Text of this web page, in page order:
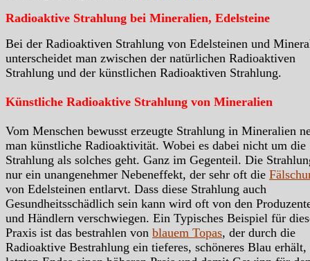
Radioaktive Strahlung bei Mineralien, Edelsteine
Bei der Radioaktiven Strahlung von Edelsteinen und
unterscheidet man zwischen der natürlichen Radioaktiven
Strahlung und der künstlichen Radioaktiven Strahlung.
Künstliche Radioaktive Strahlung von Mineralien
Vom Menschen bewusst erzeugte Strahlung in Mineralien
man künstliche Radioaktivität. Wobei es dabei nicht um die
Strahlung als solches geht. Ganz im Gegenteil. Die
nur ein unangenehmer Nebeneffekt, der sehr oft die
von Edelsteinen entlarvt. Dass diese Strahlung auch
Gesundheitsschädlich sein kann wird oft von den
und Händlern verschwiegen. Ein Typisches Beispiel für
Praxis ist das bestrahlen von blauem Topas, der durch die
Radioaktive Bestrahlung ein tieferes, schöneres Blau erhält,